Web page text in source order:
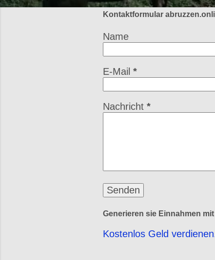
Kontaktformular
Name
E-Mail *
Nachricht *
Generieren sie Einnahmen
Kostenlos Geld